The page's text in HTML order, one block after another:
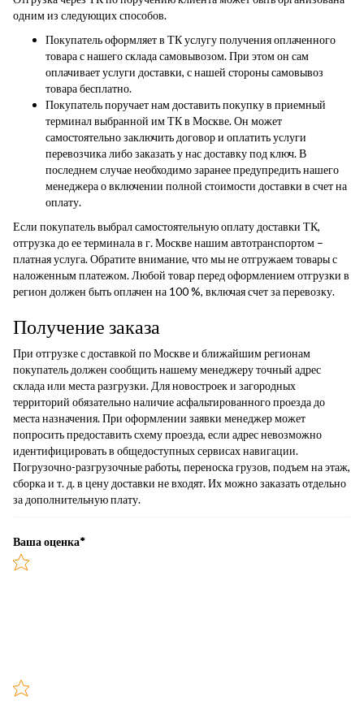
одним из следующих способов.
Покупатель оформляет в ТК услугу получения оплаченного
товара с нашего склада самовывозом. При этом он сам
оплачивает услуги доставки, с нашей стороны самовывоз
товара бесплатно.
Покупатель поручает нам доставить покупку в приемный
терминал выбранной им ТК в Москве. Он может
самостоятельно заключить договор и оплатить услуги
перевозчика либо заказать у нас доставку под ключ. В
последнем случае необходимо заранее предупредить нашего
менеджера о включении полной стоимости доставки в счет на
оплату.
Если покупатель выбрал самостоятельную оплату доставки ТК,
отгрузка до ее терминала в г. Москве нашим автотранспортом –
платная услуга. Обратите внимание, что мы не отгружаем товары с
наложенным платежом. Любой товар перед оформлением отгрузки в
регион должен быть оплачен на 100 %, включая счет за перевозку.
Получение заказа
При отгрузке с доставкой по Москве и ближайшим регионам
покупатель должен сообщить нашему менеджеру точный адрес
склада или места разгрузки. Для новостроек и загородных
территорий обязательно наличие асфальтированного проезда до
места назначения. При оформлении заявки менеджер может
попросить предоставить схему проезда, если адрес невозможно
идентифицировать в общедоступных сервисах навигации.
Погрузочно-разгрузочные работы, переноска грузов, подъем на этаж,
сборка и т. д. в цену доставки не входят. Их можно заказать отдельно
за дополнительную плату.
Ваша оценка*